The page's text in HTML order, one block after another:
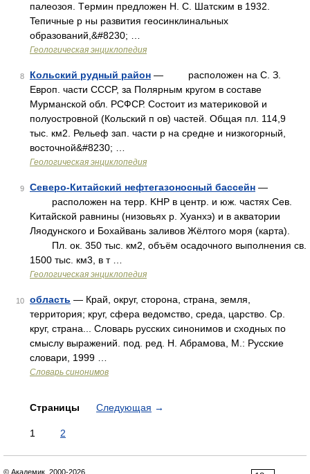
палеозоя. Tермин предложен H. C. Шатским в 1932.
Teпичные p ны развития геосинклинальных
образований,&#8230; …
Геологическая энциклопедия
8 Кольский рудный район — расположен на C. З.
Европ. части CCCP, за Полярным кругом в составе
Мурманской обл. РСФСР. Состоит из материковой и
полуостровной (Кольский п ов) частей. Общая пл. 114,9
тыс. км2. Рельеф зап. части p на средне и низкогорный,
восточной&#8230; …
Геологическая энциклопедия
9 Северо-Китайский нефтегазоносный бассейн —
расположен на терр. KHP в центр. и юж. частях Cев.
Kитайской равнины (низовьях p. Xуанхэ) и в акватории
Ляодунского и Бохайвань заливов Жёлтого моря (карта).
Пл. ок. 350 тыс. км2, объём осадочного выполнения св.
1500 тыс. км3, в т …
Геологическая энциклопедия
10 область — Край, округ, сторона, страна, земля,
территория; круг, сфера ведомство, среда, царство. Ср.
круг, страна... Словарь русских синонимов и сходных по
смыслу выражений. под. ред. Н. Абрамова, М.: Русские
словари, 1999 …
Словарь синонимов
Страницы Следующая →
1 2
© Академик, 2000-2026